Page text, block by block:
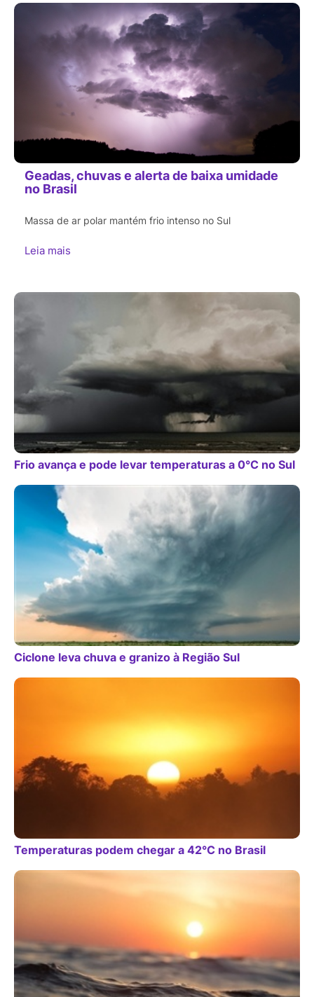
Geadas, chuvas e alerta de baixa umidade
no Brasil
Massa de ar polar mantém frio intenso no Sul
Leia mais
Frio avança e pode levar temperaturas a 0°C no Sul
Ciclone leva chuva e granizo à Região Sul
Temperaturas podem chegar a 42°C no Brasil